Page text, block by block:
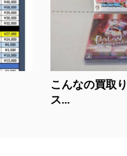
こんなの買取
ス...